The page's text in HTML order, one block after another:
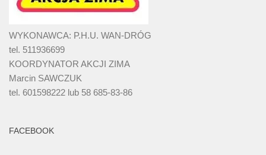
WYKONAWCA: P.H.U. WAN-DRÓG
tel. 511936699
KOORDYNATOR AKCJI ZIMA
Marcin SAWCZUK
tel. 601598222 lub 58 685-83-86
FACEBOOK